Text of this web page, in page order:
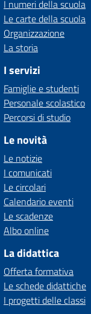
I numeri della scuola
Le carte della scuola
Organizzazione
La storia
I servizi
Famiglie e studenti
Personale scolastico
Percorsi di studio
Le novità
Le notizie
I comunicati
Le circolari
Calendario eventi
Le scadenze
Albo online
La didattica
Offerta formativa
Le schede didattiche
I progetti delle classi